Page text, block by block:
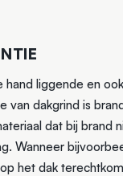
hand liggende en
van dakgrind is
dat bij brand
Wanneer
het dak